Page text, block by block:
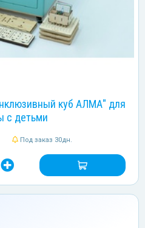
куб АЛМА" для
с детьми
Под заказ 30дн.